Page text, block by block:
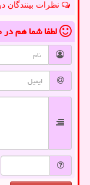
نظرات بینندگان
لطفا شما همدر